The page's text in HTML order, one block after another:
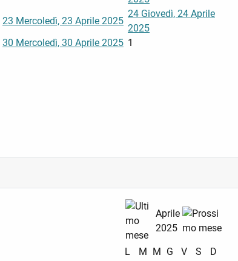
23 Mercoledì, 23 Aprile 2025
24 Giovedì, 24 Aprile
2025
30 Mercoledì, 30 Aprile 2025 1
Aprile
2025
L M M G V S
D